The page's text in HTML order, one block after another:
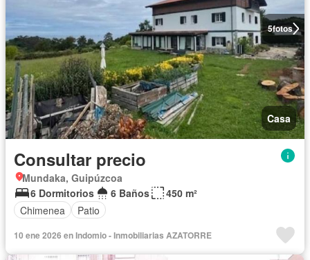
5fotos
Casa
Consultar precio
Mundaka, Guipúzcoa
6 Dormitorios
6 Baños
450 m²
Chimenea
Patio
10 ene 2026 en Indomio - Inmobiliarias AZATORRE